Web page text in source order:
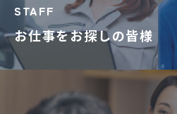
お仕事をお探しの皆様
STAFF